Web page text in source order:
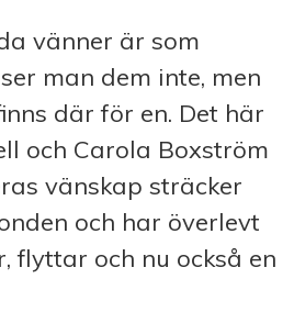
vänner är som
man dem inte, men
där för en. Det här
och Carola Boxström
vänskap sträcker
och har överlevt
flyttar och nu också en